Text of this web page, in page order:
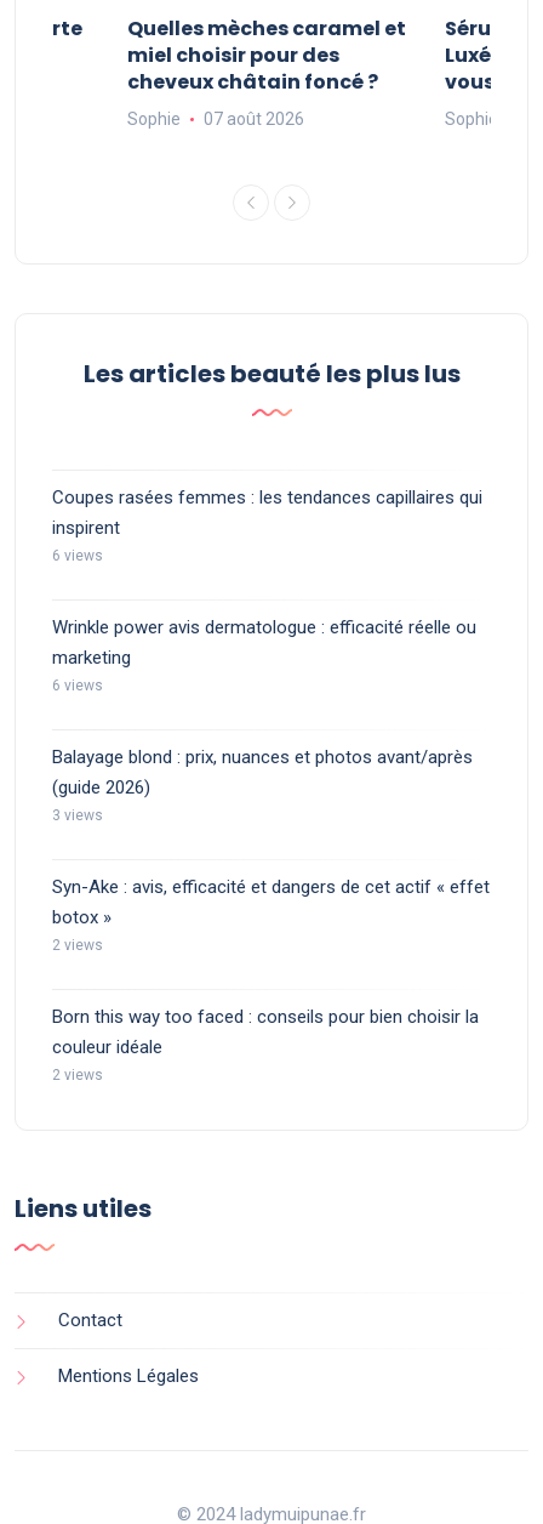
courte
Quelles mèches caramel et
miel choisir pour des
cheveux châtain foncé ?
Sophie 07 août 2026
Sérum
Luxéol :
vous
Sophie
Les articles beauté les plus lus
Coupes rasées femmes : les tendances capillaires qui
inspirent
6 views
Wrinkle power avis dermatologue : efficacité réelle ou
marketing
6 views
Balayage blond : prix, nuances et photos avant/après
(guide 2026)
3 views
Syn-Ake : avis, efficacité et dangers de cet actif « effet
botox »
2 views
Born this way too faced : conseils pour bien choisir la
couleur idéale
2 views
Liens utiles
Contact
Mentions Légales
© 2024 ladymuipunae.fr